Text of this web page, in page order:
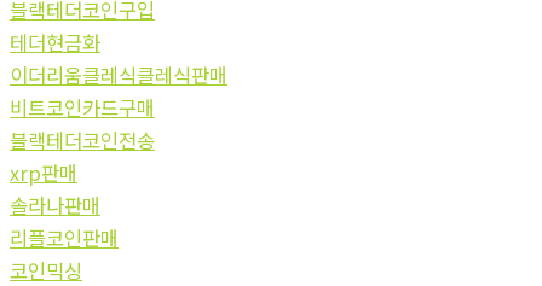
블랙테더코인구입
테더현금화
이더리움클레식클레식판매
비트코인카드구매
블랙테더코인전송
xrp판매
솔라나판매
리플코인판매
코인믹싱